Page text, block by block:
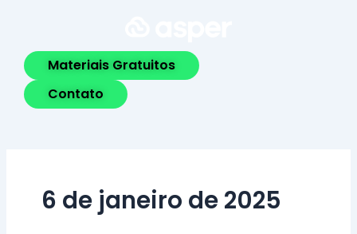
conteúdoMateriais Gratuitos
Contato
6 de janeiro de 2025